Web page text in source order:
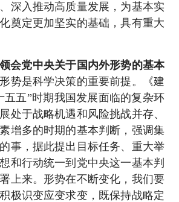
深入推动高质量发展，为基本实
奠定更加坚实的基础，具有重大
会党中央关于国内外形势的基本
势是科学决策的重要前提。《建
五五”时期我国发展面临的复杂环
处于战略机遇和风险挑战并存、
增多的时期的基本判断，强调集
事，据此提出目标任务、重大举
和行动统一到党中央这一基本判
上来。形势在不断变化，我们要
极识变应变求变，既保持战略定